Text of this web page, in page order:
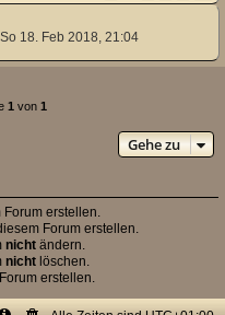
So 18. Feb 2018, 21:04
1 von 1
Gehe zu
erstellen.
Forum erstellen.
nicht ändern.
nicht löschen.
erstellen.